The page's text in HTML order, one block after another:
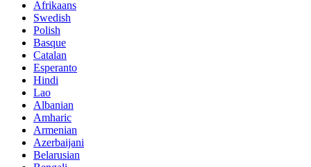
Afrikaans
Swedish
Polish
Basque
Catalan
Esperanto
Hindi
Lao
Albanian
Amharic
Armenian
Azerbaijani
Belarusian